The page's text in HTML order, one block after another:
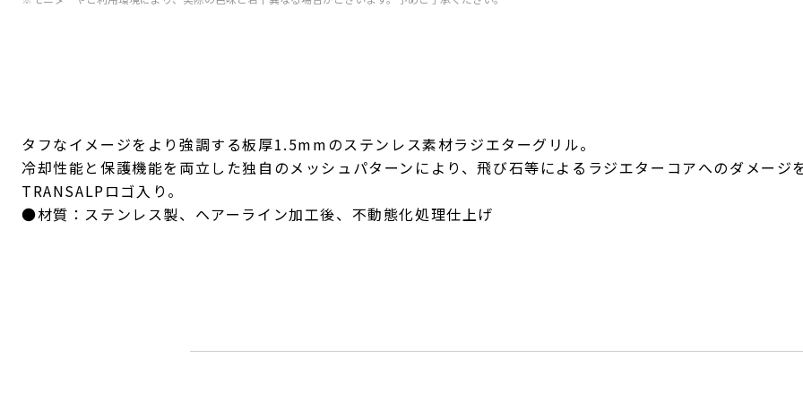
タフなイメージをより強調する板厚1.5mmのステンレス素材ラジエターグリル。
冷却性能と保護機能を両立した独自のメッシュパターンにより、飛び石等によるラジエターコアへのダメージ
TRANSALPロゴ入り。
●材質：ステンレス製、ヘアーライン加工後、不動態化処理仕上げ